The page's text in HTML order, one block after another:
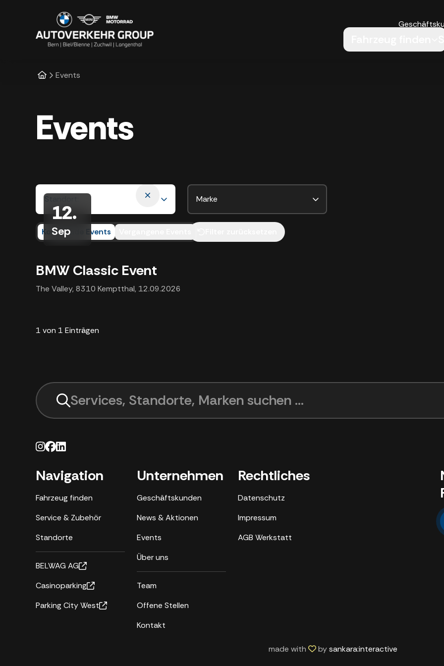
Events
Events
Standort Marke
Kommende Events
12.
Sep
BMW Classic Event
The Valley, 8310 Kemptthal, 12.09.2026
1 von 1 Einträgen
Services, Standorte, Marken suchen ...
Navigation
Fahrzeug finden
Service & Zubehör
Standorte
BELWAG AG
Casinoparking
Parking City West
Unternehmen
Geschäftskunden
News & Aktionen
Events
Über uns
Team
Offene Stellen
Kontakt
Rechtliches
Datenschutz
Impressum
AGB Werkstatt
made with bysankara:interactive